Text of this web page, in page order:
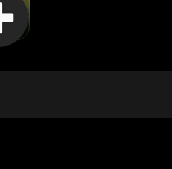
Arábia Saudita e Ucrânia, entre outros.